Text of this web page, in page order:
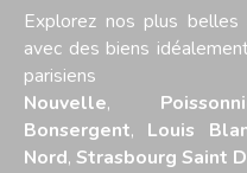
Explorez nos plus
avec des biens
Nouvelle,
Bonsergent, Louis
Nord, Strasbourg Saint